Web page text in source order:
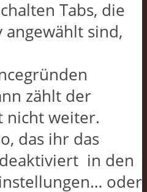
Tabs, die
angewählt sind,
zählt der
nicht weiter.
das ihr das
deaktiviert in den
oder